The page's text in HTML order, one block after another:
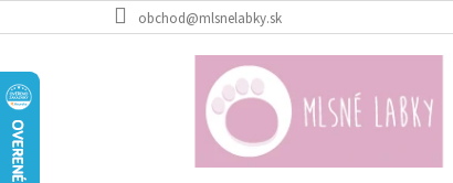
na
obchod@mlsnelabky.sk